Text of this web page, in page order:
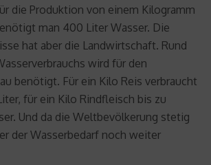
die Produktion von einem Kilogramm
man 400 Liter Wasser. Die
hat aber die Landwirtschaft. Rund
wird für den
benötigt. Für ein Kilo Reis verbraucht
für ein Kilo Rindfleisch bis zu
Und da die Weltbevölkerung stetig
der Wasserbedarf noch weiter